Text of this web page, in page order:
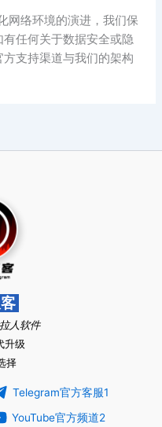
网络环境的演进，我们保
任何关于数据安全或隐
支持渠道与我们的架构
人软件
升级
择
Telegram官方客服1
YouTube官方频道2